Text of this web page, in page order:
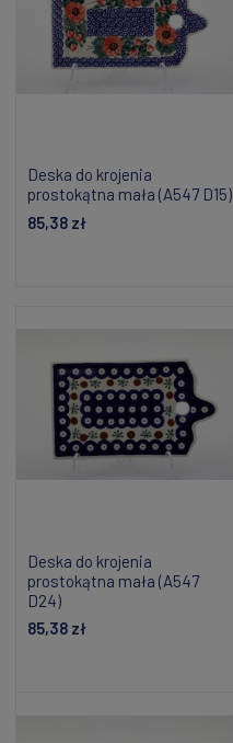
Deska do krojenia
prostokątna mała (A547 D15)
85,38 zł
Deska do krojenia
prostokątna mała (A547
D24)
85,38 zł